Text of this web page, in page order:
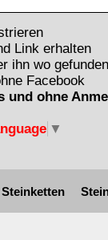
Link erhalten
ihn wo
Facebook
und ohne
▼
Steinketten